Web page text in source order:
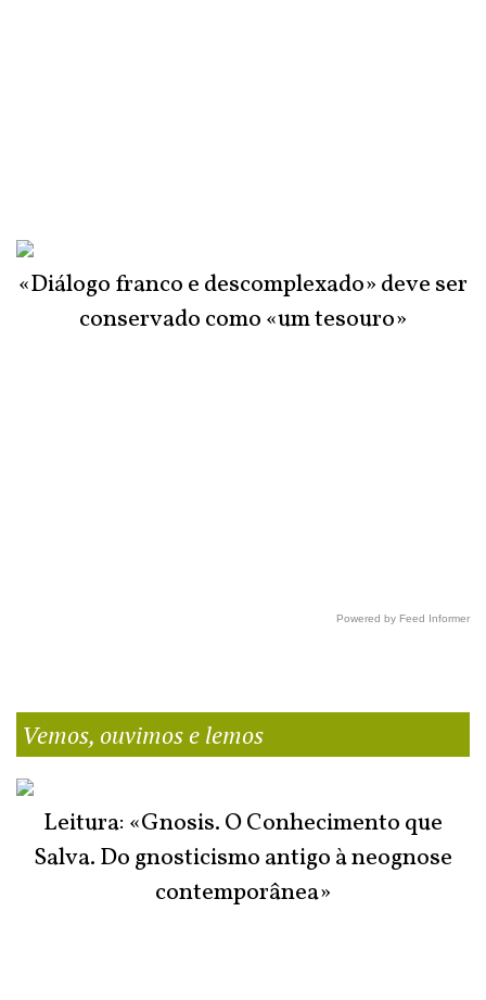
«Diálogo franco e descomplexado» deve ser
conservado como «um tesouro»
Powered by Feed Informer
Vemos, ouvimos e lemos
Leitura: «Gnosis. O Conhecimento que
Salva. Do gnosticismo antigo à neognose
contemporânea»